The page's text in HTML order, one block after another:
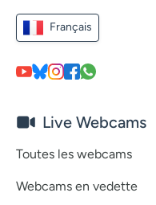
Français
Live Webcams
Toutes les webcams
Webcams en vedette